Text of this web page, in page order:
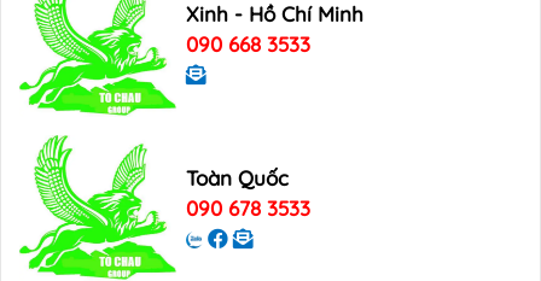
Xinh - Hồ Chí Minh
090 668 3533
Toàn Quốc
090 678 3533